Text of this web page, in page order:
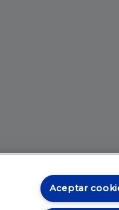
Aceptar